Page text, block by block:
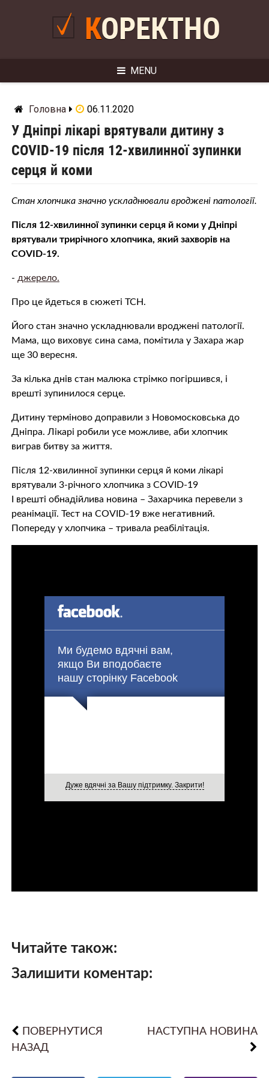
Ми будемо вдячні вам,
якщо Ви вподобаєте
нашу сторінку Facebook
Дуже вдячні за Вашу підтримку. Закрити!
КОРЕКТНО
MENU
Головна 06.11.2020
У Дніпрі лікарі врятували дитину з
COVID-19 після 12-хвилинної зупинки
серця й коми
Стан хлопчика значно ускладнювали вроджені патології.
Після 12-хвилинної зупинки серця й коми у Дніпрі
врятували трирічного хлопчика, який захворів на
COVID-19.
- джерело.
Про це йдеться в сюжеті ТСН.
Його стан значно ускладнювали вроджені патології.
Мама, що виховує сина сама, помітила у Захара жар
ще 30 вересня.
За кілька днів стан малюка стрімко погіршився, і
врешті зупинилося серце.
Дитину терміново доправили з Новомосковська до
Дніпра. Лікарі робили усе можливе, аби хлопчик
виграв битву за життя.
Після 12-хвилинної зупинки серця й коми лікарі
врятували 3-річного хлопчика з COVID-19
І врешті обнадійлива новина – Захарчика перевели з
реанімації. Тест на COVID-19 вже негативний.
Попереду у хлопчика – тривала реабілітація.
Читайте також:
Залишити коментар:
ПОВЕРНУТИСЯ
НАЗАД
НАСТУПНА НОВИНА